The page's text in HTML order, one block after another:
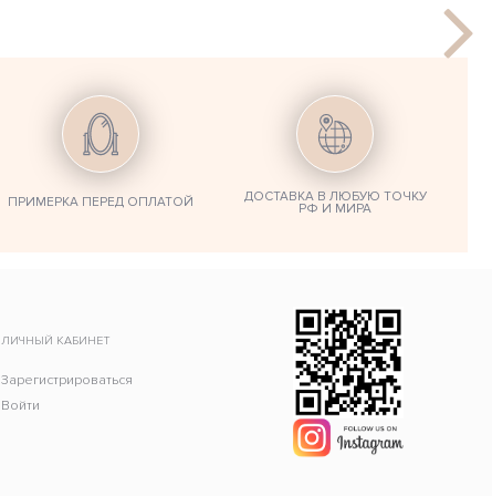
ПРИМЕРКА ПЕРЕД ОПЛАТОЙ ДОСТАВКА В ЛЮБУЮ ТОЧКУ
РФ И МИРА
ЛИЧНЫЙ КАБИНЕТ
Зарегистрироваться
Войти